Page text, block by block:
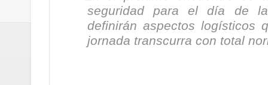
Regionetnoticias / Villarrica
Regionetnoticias / Alcaldía de
seguridad para el día de
definirán aspectos logísticos
jornada transcurra con total